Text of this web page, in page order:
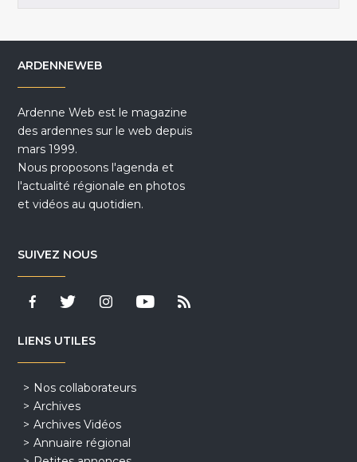
ARDENNEWEB
Ardenne Web est le magazine
des ardennes sur le web depuis
mars 1999.
Nous proposons l'agenda et
l'actualité régionale en photos
et vidéos au quotidien.
SUIVEZ NOUS
LIENS UTILES
Nos collaborateurs
Archives
Archives Vidéos
Annuaire régional